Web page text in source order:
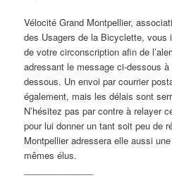
Vélocité Grand Montpellier,
des Usagers de la Bicyclette, vous
de votre circonscription afin de
adressant le message ci-dessous
dessous. Un envoi par courrier
également, mais les délais sont
N’hésitez pas par contre à relayer
pour lui donner un tant soit peu de
Montpellier adressera elle aussi
mêmes élus.